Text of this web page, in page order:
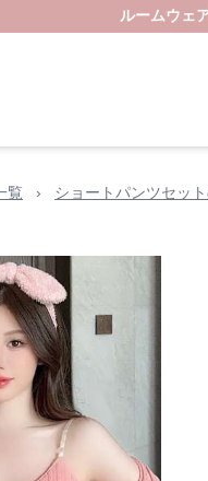
ルームウェ
覧 › ショートパンツセッ